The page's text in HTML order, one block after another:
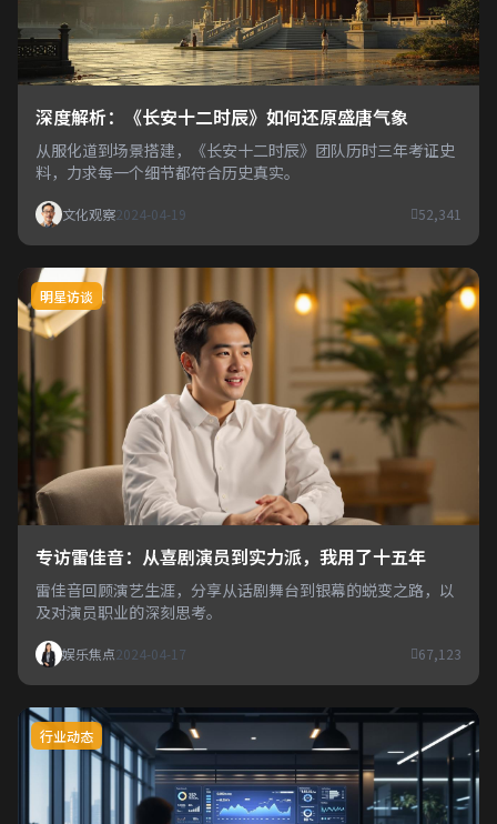
深度解析：《长安十二时辰》如何还原盛唐气象
从服化道到场景搭建，《长安十二时辰》团队历时三年考证史
料，力求每一个细节都符合历史真实。
文化观察2024-04-19 52,341
明星访谈
专访雷佳音：从喜剧演员到实力派，我用了十五年
雷佳音回顾演艺生涯，分享从话剧舞台到银幕的蜕变之路，以
及对演员职业的深刻思考。
娱乐焦点2024-04-17 67,123
行业动态